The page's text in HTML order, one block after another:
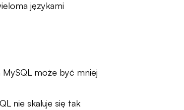
językami
może być mniej
nie skaluje się tak